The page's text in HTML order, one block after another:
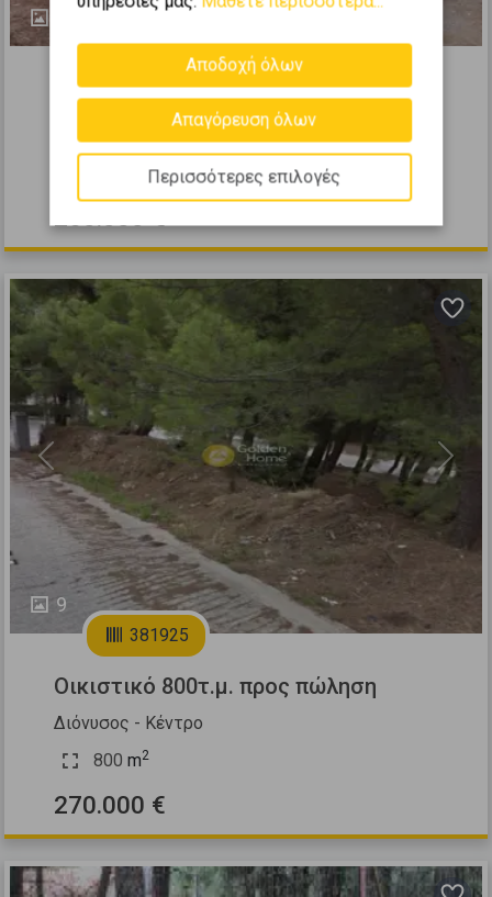
389117
Οικιστικό 833τ.μ. προς πώληση
Διόνυσος - Κέντρο
2
9
Previous Next
381925
Οικιστικό 800τ.μ. προς πώληση
Διόνυσος - Κέντρο
800 m2
270.000 €
Αποδοχή όλων
Απαγόρευση όλων
Περισσότερες επιλογές